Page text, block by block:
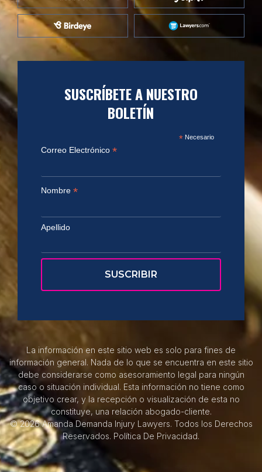
SUSCRÍBETE A NUESTRO
BOLETÍN
*Necesario
Correo Electrónico *
Nombre *
Apellido
La información en este sitio web es solo para fines de
información general. Nada de lo que se encuentra en este sitio
debe considerarse como asesoramiento legal para ningún
caso o situación individual. Esta información no tiene como
objetivo crear, y la recepción o visualización de esta no
constituye, una relación abogado-cliente.
© 2026 Amanda Demanda Injury Lawyers. Todos los Derechos
Reservados. Política De Privacidad.